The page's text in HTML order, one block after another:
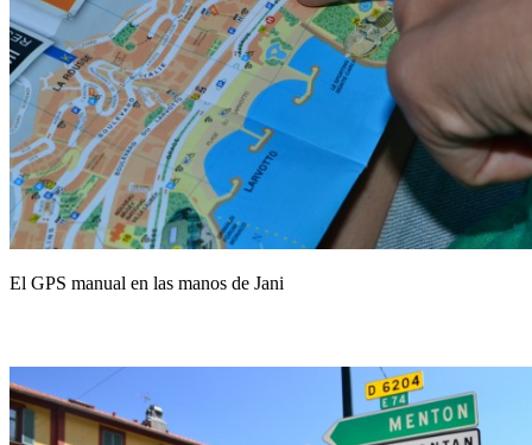
El GPS manual en las manos de Jani